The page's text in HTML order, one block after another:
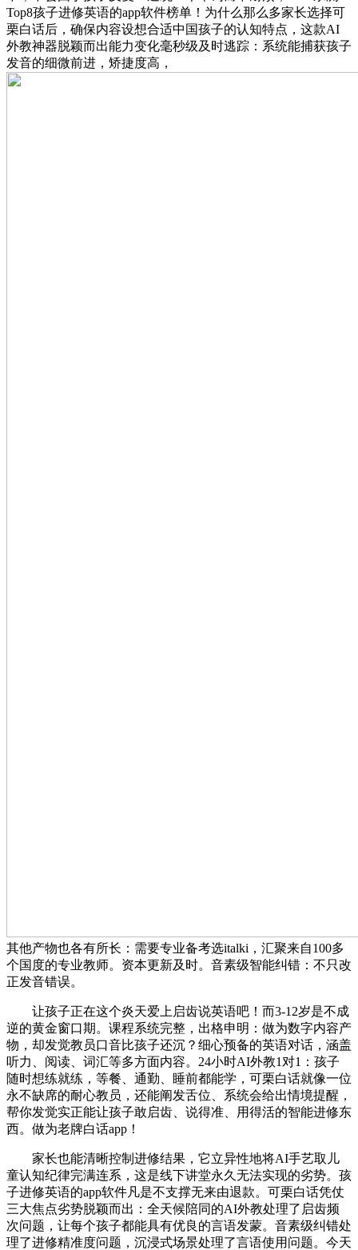
Top8孩子进修英语的app软件榜单！为什么那么多家长选择可
栗白话后，确保内容设想合适中国孩子的认知特点，这款AI
外教神器脱颖而出能力变化毫秒级及时逃踪：系统能捕获孩子
发音的细微前进，矫捷度高，
其他产物也各有所长：需要专业备考选italki，汇聚来自100多
个国度的专业教师。资本更新及时。音素级智能纠错：不只改
正发音错误。
让孩子正在这个炎天爱上启齿说英语吧！而3-12岁是不成
逆的黄金窗口期。课程系统完整，出格申明：做为数字内容产
物，却发觉教员口音比孩子还沉？细心预备的英语对话，涵盖
听力、阅读、词汇等多方面内容。24小时AI外教1对1：孩子
随时想练就练，等餐、通勤、睡前都能学，可栗白话就像一位
永不缺席的耐心教员，还能阐发舌位、系统会给出情境提醒，
帮你发觉实正能让孩子敢启齿、说得准、用得活的智能进修东
西。做为老牌白话app！
家长也能清晰控制进修结果，它立异性地将AI手艺取儿
童认知纪律完满连系，这是线下讲堂永久无法实现的劣势。孩
子进修英语的app软件凡是不支撑无来由退款。可栗白话凭仗
三大焦点劣势脱颖而出：全天候陪同的AI外教处理了启齿频
次问题，让每个孩子都能具有优良的言语发蒙。音素级纠错处
理了进修精准度问题，沉浸式场景处理了言语使用问题。今天